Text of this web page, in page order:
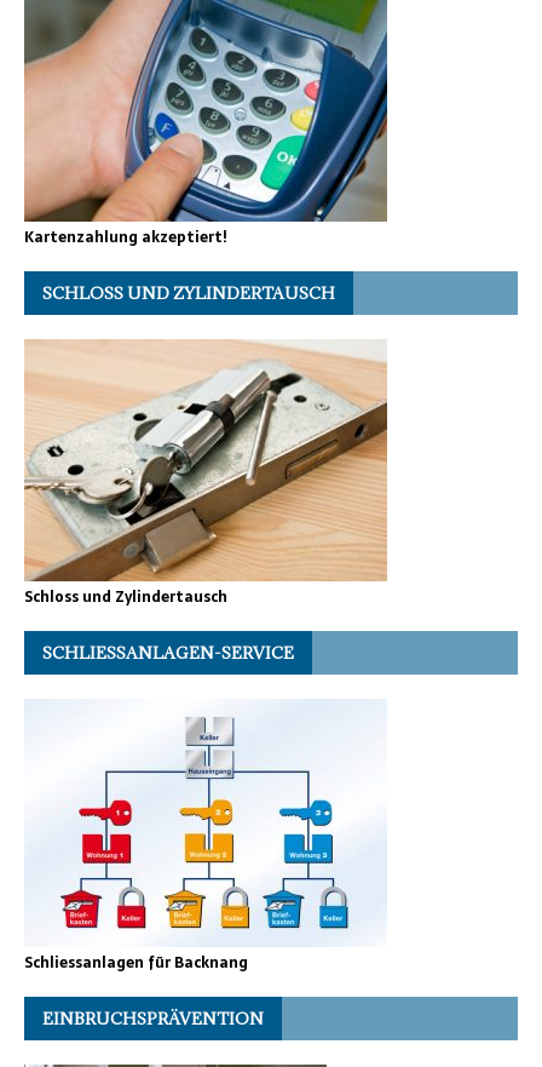
Kartenzahlung akzeptiert!
SCHLOSS UND ZYLINDERTAUSCH
Schloss und Zylindertausch
SCHLIESSANLAGEN-SERVICE
Schliessanlagen für Backnang
EINBRUCHSPRÄVENTION